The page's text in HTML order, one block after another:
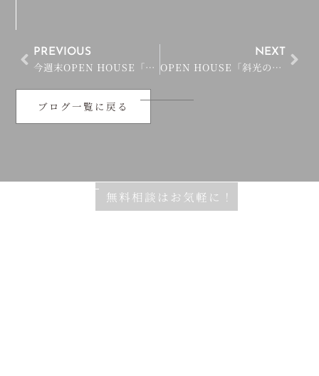
PREVIOUS
今週末OPEN HOUSE「斜光の家」内装写真一部公開！
NEXT
OPEN HOUSE「斜光の家」1日目終了！
ブログ一覧に戻る
無料相談はお気軽に！